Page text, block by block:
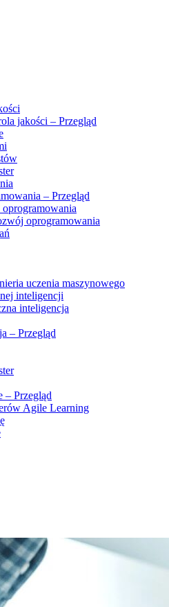
jakości – Przegląd
– Przegląd
oprogramowania
uczenia maszynowego
inteligencji
inteligencja
– Przegląd
– Przegląd
Agile Learning